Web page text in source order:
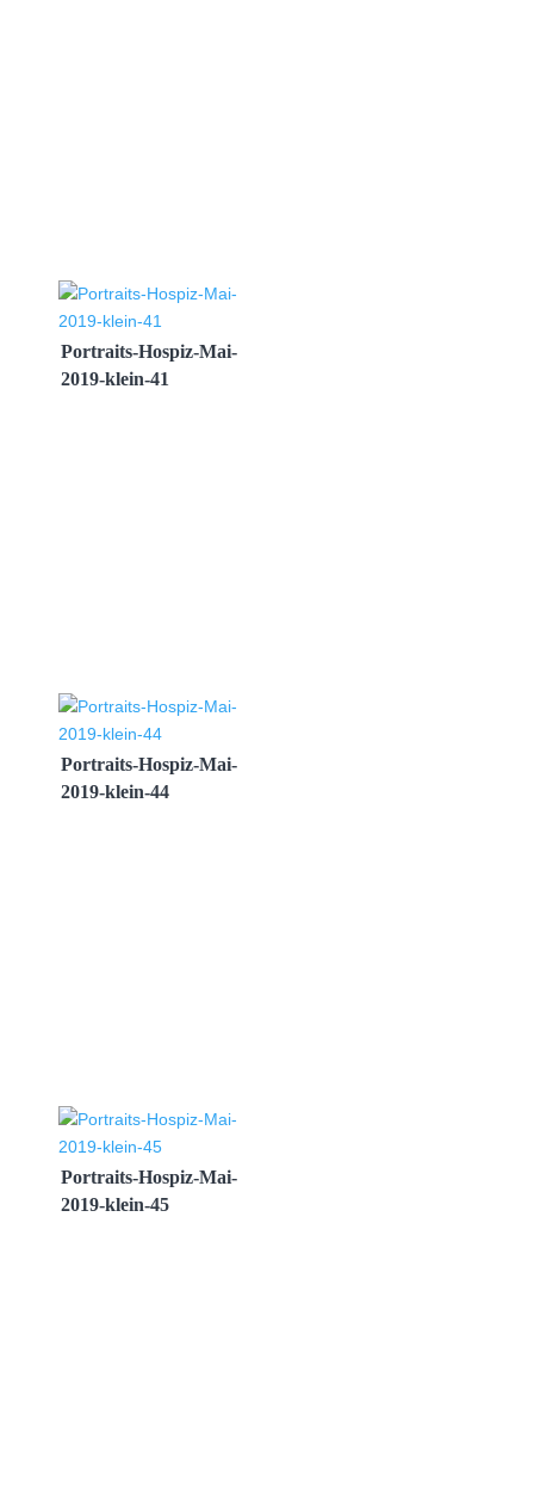
Portraits-Hospiz-Mai-
2019-klein-41
Portraits-Hospiz-Mai-
2019-klein-44
Portraits-Hospiz-Mai-
2019-klein-45